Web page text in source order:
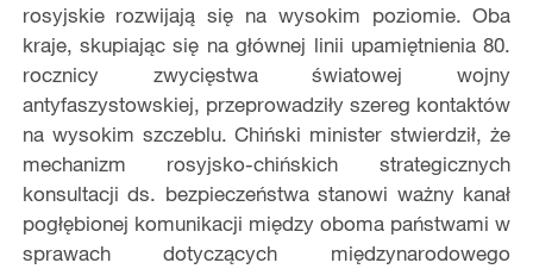
rosyjskie rozwijają się na wysokim poziomie. Oba
kraje, skupiając się na głównej linii upamiętnienia 80.
rocznicy zwycięstwa światowej wojny
antyfaszystowskiej, przeprowadziły szereg kontaktów
na wysokim szczeblu. Chiński minister stwierdził, że
mechanizm rosyjsko-chińskich strategicznych
konsultacji ds. bezpieczeństwa stanowi ważny kanał
pogłębionej komunikacji między oboma państwami w
sprawach dotyczących międzynarodowego